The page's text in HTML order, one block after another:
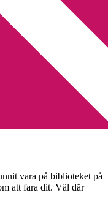
vara på biblioteket på
att fara dit. Väl där